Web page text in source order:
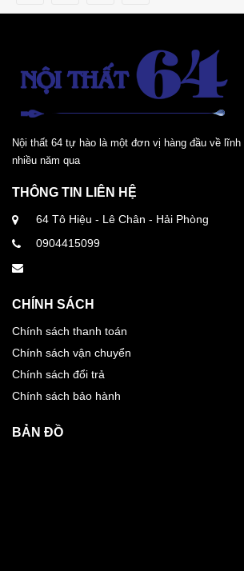
Nội thất 64 tự hào là một đơn vị hàng đầu về
nhiều năm qua
THÔNG TIN LIÊN HỆ
64 Tô Hiệu - Lê Chân - Hải Phòng
0904415099
CHÍNH SÁCH
Chính sách thanh toán
Chính sách vận chuyển
Chính sách đổi trả
Chính sách bảo hành
BẢN ĐỒ